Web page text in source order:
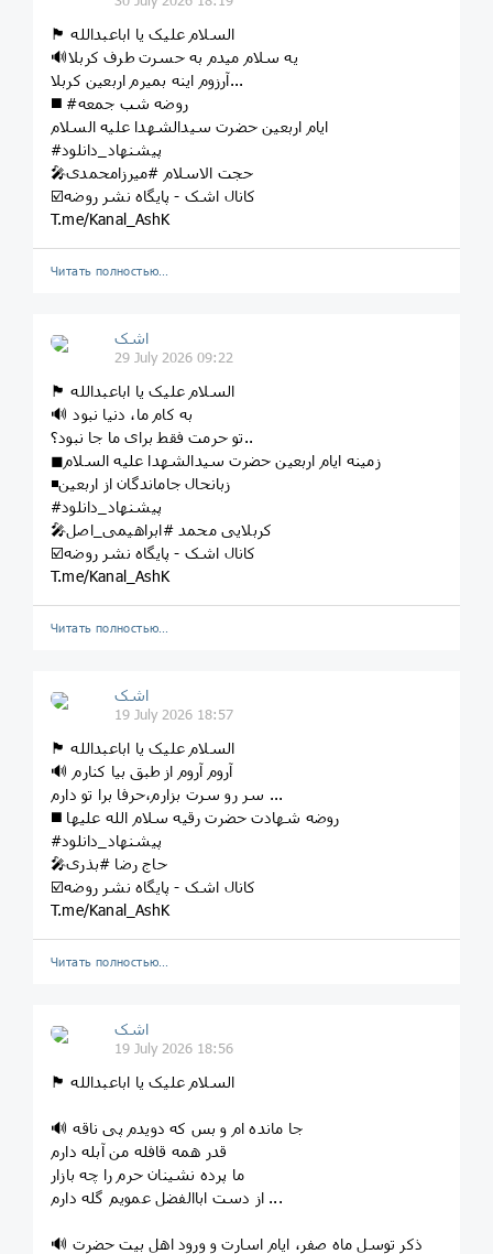
🏴 السلام علیک یا اباعبدالله
🔊یه سلام میدم به حسرت طرف کربلا
آرزوم اینه بمیرم اربعین کربلا...
◼️ #روضه شب جمعه
ایام اربعین حضرت سیدالشهدا علیه السلام
#پیشنهاد_دانلود
🎤حجت الاسلام #میرزامحمدی
☑️کانال اشک - پایگاه نشر روضه
T.me/Kanal_AshK
Читать полностью…
اشک
29 July 2026 09:22
🏴 السلام علیک یا اباعبدالله
🔊 به کام ما، دنیا نبود
تو حرمت فقط برای ما جا نبود؟..
◼زمینه ایام اربعین حضرت سیدالشهدا علیه السلام
◾️زبانحال جاماندگان از اربعین
#پیشنهاد_دانلود
🎤کربلایی محمد #ابراهیمی_اصل
☑️کانال اشک - پایگاه نشر روضه
T.me/Kanal_AshK
Читать полностью…
اشک
19 July 2026 18:57
🏴 السلام علیک یا اباعبدالله
🔊 آروم آروم از طبق بیا کنارم
سر رو سرت بزارم،حرفا برا تو دارم ...
◼️ روضه شهادت حضرت رقیه سلام الله علیها
#پیشنهاد_دانلود
🎤حاج رضا #بذری
☑️کانال اشک - پایگاه نشر روضه
T.me/Kanal_AshK
Читать полностью…
اشک
19 July 2026 18:56
🏴 السلام علیک یا اباعبدالله
🔊 جا مانده ام و بس که دویدم پی ناقه
قدر همه قافله من آبله دارم
ما پرده نشینان حرم را چه بازار
از دست اباالفضل عمویم گله دارم ...
🔊 ذکر توسل ماه صفر، ایام اسارت و ورود اهل بیت حضرت